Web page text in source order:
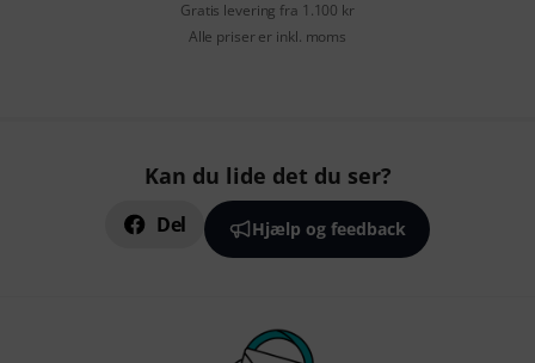
Gratis levering fra 1.100 kr
Alle priser er inkl. moms
Kan du lide det du ser?
Del Hjælp og feedback